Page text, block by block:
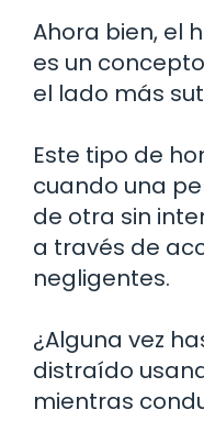
Ahora bien, el
es un
el lado más
Este tipo de
cuando una
de otra sin
a través de
negligentes.
¿Alguna vez
distraído
mientras